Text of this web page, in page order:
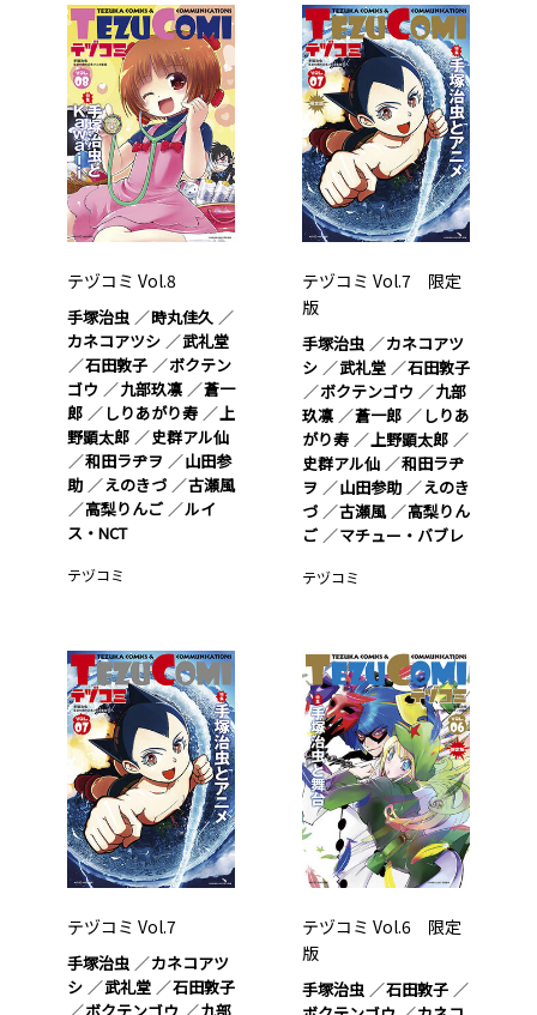
テヅコミ Vol.8
手塚治虫
時丸佳久
カネコアツシ
武礼堂
石田敦子
ボクテン
ゴウ
九部玖凛
蒼一
郎
しりあがり寿
上
野顕太郎
史群アル仙
和田ラヂヲ
山田参
助
えのきづ
古瀬風
高梨りんご
ルイ
ス・NCT
テヅコミ
テヅコミ Vol.7 限定
版
手塚治虫
カネコアツ
シ
武礼堂
石田敦子
ボクテンゴウ
九部
玖凛
蒼一郎
しりあ
がり寿
上野顕太郎
史群アル仙
和田ラヂ
ヲ
山田参助
えのき
づ
古瀬風
高梨りん
ご
マチュー・バブレ
テヅコミ
テヅコミ Vol.7
手塚治虫
カネコアツ
シ
武礼堂
石田敦子
テヅコミ Vol.6 限定
版
手塚治虫
石田敦子